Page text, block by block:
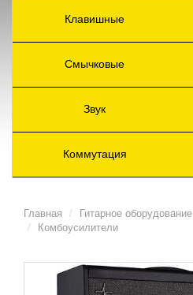
Клавишные
Смычковые
Звук
Коммутация
Главная Гитарное оборудование
Комбоусилители